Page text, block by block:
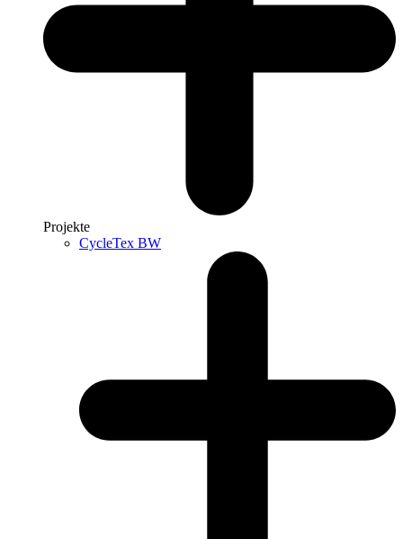
Projekte
CycleTex BW